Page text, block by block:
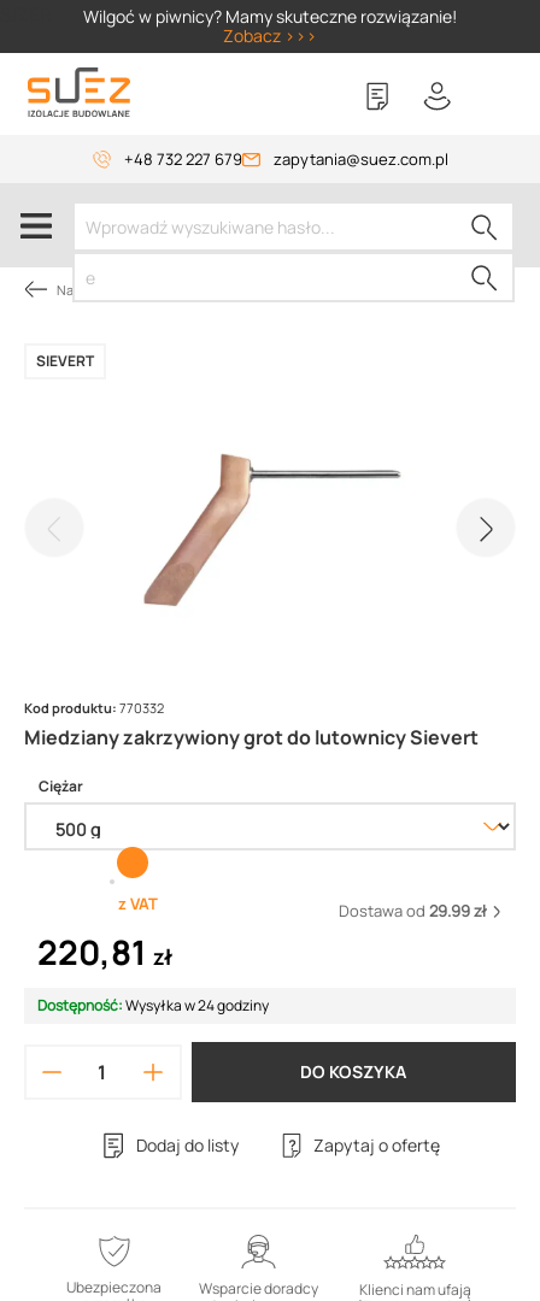
Wilgoć w piwnicy? Mamy skuteczne rozwiązanie!
Zobacz >>>
+48 732 227 679 zapytania@suez.com.pl
Narzędzia dekarskie
Miedziany zakrzywiony grot do lutownicy Sievert
SIEVERT
Kod produktu: 770332
Ciężar
z VAT Dostawa od 29.99 zł
220,81 zł
Dostępność:Wysyłka w 24 godziny
DO KOSZYKA
Dodaj do listy Zapytaj o ofertę
Ubezpieczona
Wsparcie doradcy
Klienci nam ufają